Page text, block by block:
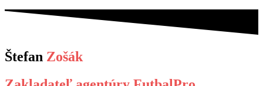
Štefan Zošák